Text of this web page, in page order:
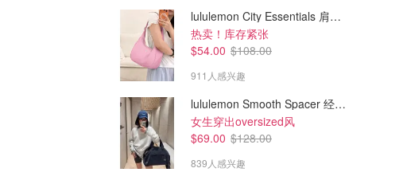
lululemon City Essentials 肩背包 4L
热卖！库存紧张
$54.00 $108.00
911人感兴趣
lululemon Smooth Spacer 经典卫衣
女生穿出oversized风
$69.00 $128.00
839人感兴趣